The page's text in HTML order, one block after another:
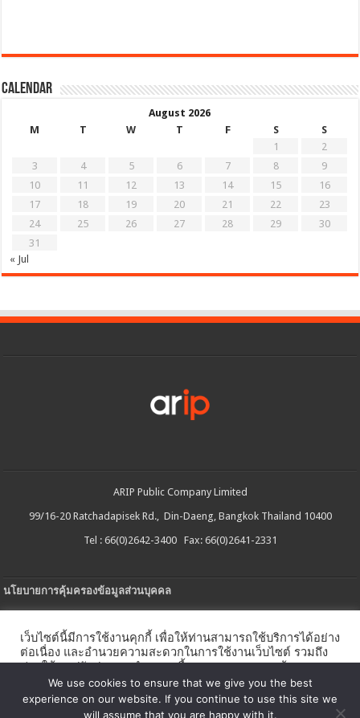
Calendar
August 2026
M
T W T F S
S
1
2
3
4 5 6 7 8
9
10
11 12 13 14 15
16
17
18 19 20 21 22
23
24
25 26 27 28 29
30
31
« Jul
ARIP Public Company Limited
99/16-20 Ratchadapisek Rd., Din-Daeng, Bangkok Thailand 10400
Tel : 66(0)2642-3400 Fax: 66(0)2641-2331
นโยบายการคุ้มครองข้อมูลส่วนบุคคล
นโยบายการใช้คกกี้
นโยบายความปลอดภัยของข้อมูลสารสนเทศ
เว็บไซต์นี้มีการใช้งานคุกกี้ เพื่อให้ท่านสามารถใช้บริการได้อย่าง
ต่อเนื่อง และอำนวยความสะดวกในการใช้งานเว็บไซต์ รวมถึง
ช่วยให้เราปรับปรุงการนำเสนอเนื้อหาตรงตามความต้องการ
ของท่าน โดยสามารถศึกษารายละเอียดเพิ่มเติมได้ใน นโยบาย
คุกกี้
We use cookies to ensure that we give you the best
experience on our website. If you continue to use this site we
will assume that you are happy with it.